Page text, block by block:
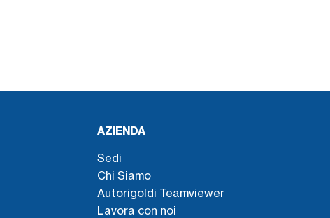
AZIENDA
Sedi
Chi Siamo
Autorigoldi Teamviewer
Lavora con noi